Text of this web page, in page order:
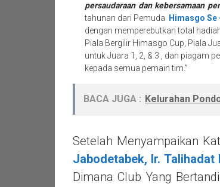
persaudaraan dan kebersamaan
tahunan dari Pemuda
Himasgo
dengan memperebutkan total
Piala Bergilir Himasgo Cup, Piala
untuk Juara 1, 2, & 3 , dan piagam
kepada semua pemain tim.”
BACA JUGA : Kelurahan
Setelah Menyampaikan
Jabodetabek, Ir. Talihadat
Dimana Club Yang